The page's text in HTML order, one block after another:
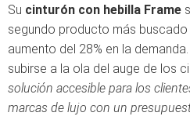
Su cinturón con hebilla Frame
segundo producto más
aumento del 28% en la
subirse a la ola del auge de los
solución accesible para los
marcas de lujo con un